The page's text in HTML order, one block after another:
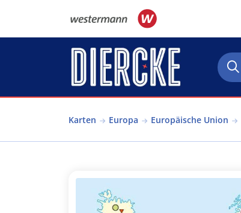
Karten Europa Europäische Union